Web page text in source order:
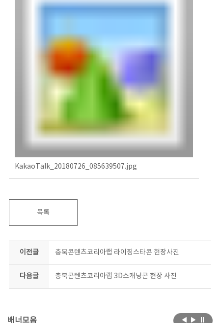
KakaoTalk_20180726_085639507.jpg
목록
이전글 충북콘텐츠코리아랩 라이징스타콘 현장사진
다음글 충북콘텐츠코리아랩 3D스캐닝콘 현장 사진
배너모음